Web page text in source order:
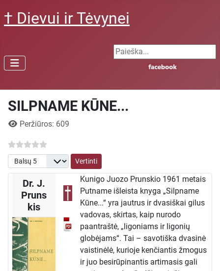
† Dievui ir Tėvynei
Search ...
SILPNAME KŪNE...
Išsami informacija
Peržiūros: 609
Prašome įvertinti
Dr. J.
Pruns
kis
Kunigo Juozo Prunskio 1961 metais
Putname išleista knyga „Silpname
Kūne...“ yra jautrus ir dvasiškai gilus
vadovas, skirtas, kaip nurodo
paantraštė, „ligoniams ir ligonių
globėjams“. Tai – savotiška dvasinė
vaistinėlė, kurioje kenčiantis žmogus
ir juo besirūpinantis artimasis gali